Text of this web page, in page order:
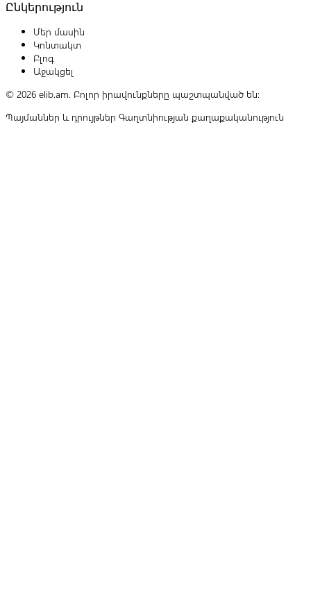
Ընկերություն
Մեր մասին
Կոնտակտ
Բլոգ
Աջակցել
© 2026 elib.am. Բոլոր իրավունքները պաշտպանված են:
Պայմաններ և դրույթներ Գաղտնիության քաղաքականություն